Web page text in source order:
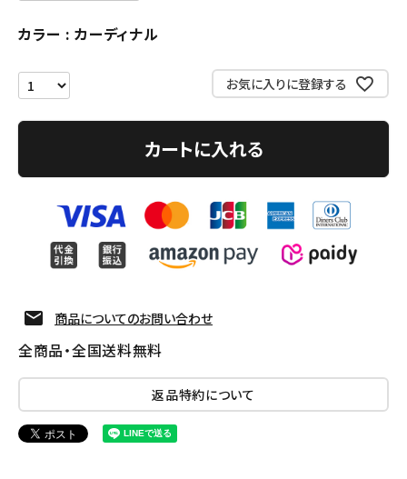
Follow us
カラー カーディナル
お気に入りに登録する
カートに入れる
商品についてのお問い合わせ
全商品・全国送料無料
返品特約について